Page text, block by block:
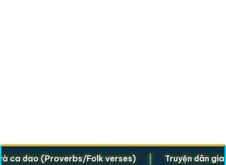
(Proverbs/Folk verses) | Truyện dân gian